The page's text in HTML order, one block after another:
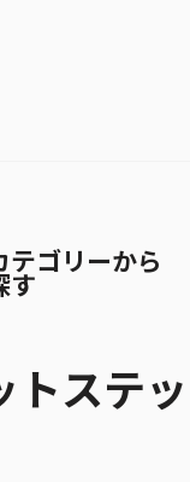
テゴリーから
す
トステッ